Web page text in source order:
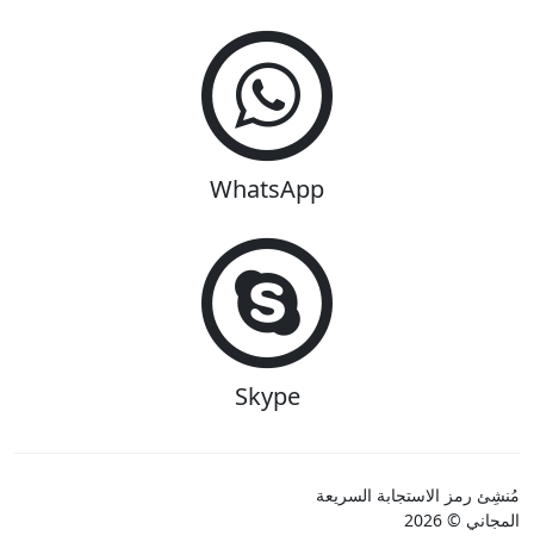
WhatsApp
Skype
مُنشِئ رمز الاستجابة السريعة
المجاني © 2026